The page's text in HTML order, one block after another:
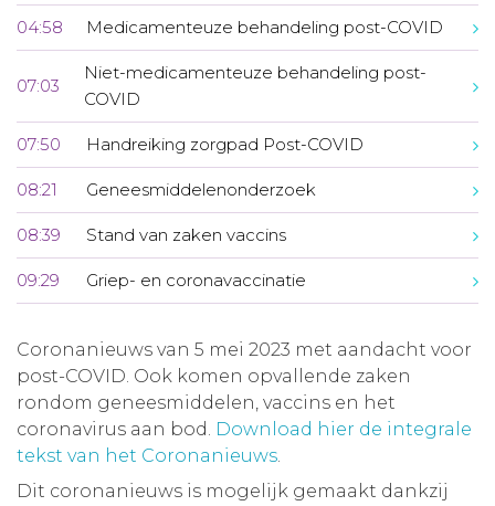
04:58 Medicamenteuze behandeling post-COVID
07:03
Niet-medicamenteuze behandeling post-
COVID
07:50 Handreiking zorgpad Post-COVID
08:21 Geneesmiddelenonderzoek
08:39 Stand van zaken vaccins
09:29 Griep- en coronavaccinatie
Coronanieuws van 5 mei 2023 met aandacht voor
post-COVID. Ook komen opvallende zaken
rondom geneesmiddelen, vaccins en het
coronavirus aan bod. Download hier de integrale
tekst van het Coronanieuws.
Dit coronanieuws is mogelijk gemaakt dankzij